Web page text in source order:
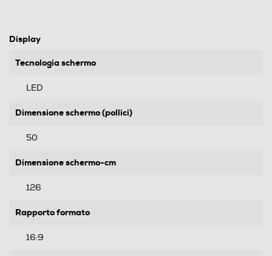
Display
Tecnologia schermo
LED
Dimensione schermo (pollici)
50
Dimensione schermo-cm
126
Rapporto formato
16:9